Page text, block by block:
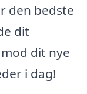
den bedste
dit
dit nye
i dag!